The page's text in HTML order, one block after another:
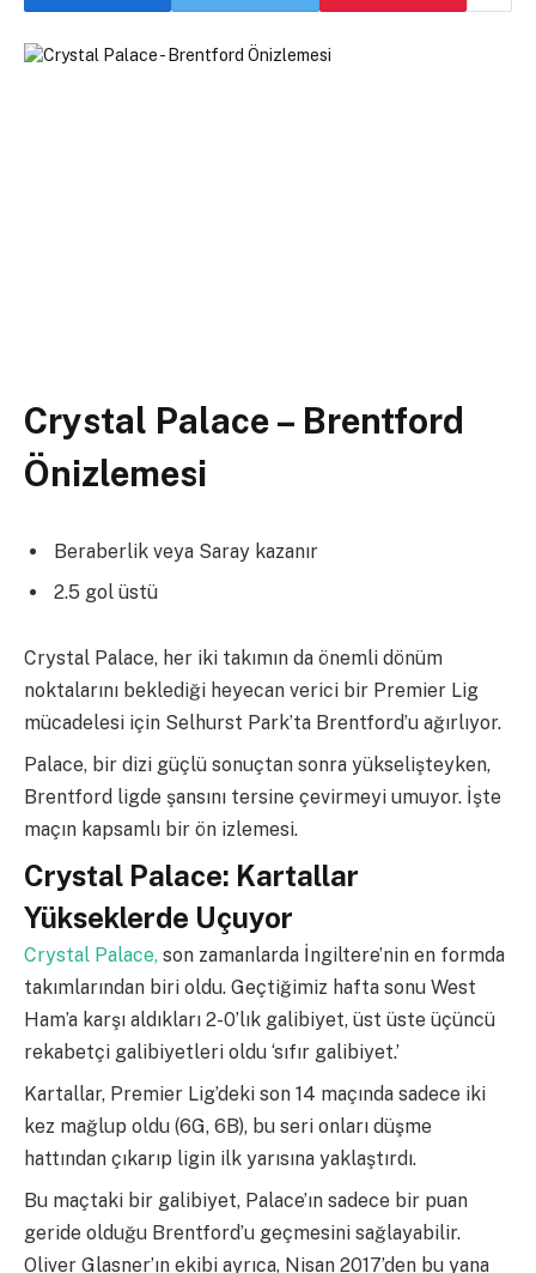
Crystal Palace – Brentford
Önizlemesi
Beraberlik veya Saray kazanır
2.5 gol üstü
Crystal Palace, her iki takımın da önemli dönüm
noktalarını beklediği heyecan verici bir Premier Lig
mücadelesi için Selhurst Park’ta Brentford’u ağırlıyor.
Palace, bir dizi güçlü sonuçtan sonra yükselişteyken,
Brentford ligde şansını tersine çevirmeyi umuyor. İşte
maçın kapsamlı bir ön izlemesi.
Crystal Palace: Kartallar
Yükseklerde Uçuyor
Crystal Palace, son zamanlarda İngiltere’nin en formda
takımlarından biri oldu. Geçtiğimiz hafta sonu West
Ham’a karşı aldıkları 2-0’lık galibiyet, üst üste üçüncü
rekabetçi galibiyetleri oldu ‘sıfır galibiyet.’
Kartallar, Premier Lig’deki son 14 maçında sadece iki
kez mağlup oldu (6G, 6B), bu seri onları düşme
hattından çıkarıp ligin ilk yarısına yaklaştırdı.
Bu maçtaki bir galibiyet, Palace’ın sadece bir puan
geride olduğu Brentford’u geçmesini sağlayabilir.
Oliver Glasner’ın ekibi ayrıca, Nisan 2017’den bu yana